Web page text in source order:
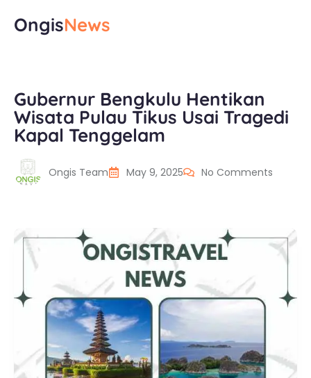
OngisNews
Gubernur Bengkulu Hentikan
Wisata Pulau Tikus Usai Tragedi
Kapal Tenggelam
Ongis Team May 9, 2025 No Comments